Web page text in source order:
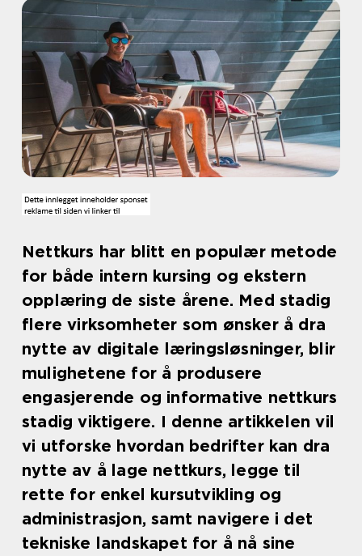
Nettkurs har blitt en populær metode
for både intern kursing og ekstern
opplæring de siste årene. Med stadig
flere virksomheter som ønsker å dra
nytte av digitale læringsløsninger, blir
mulighetene for å produsere
engasjerende og informative nettkurs
stadig viktigere. I denne artikkelen vil
vi utforske hvordan bedrifter kan dra
nytte av å lage nettkurs, legge til
rette for enkel kursutvikling og
administrasjon, samt navigere i det
tekniske landskapet for å nå sine